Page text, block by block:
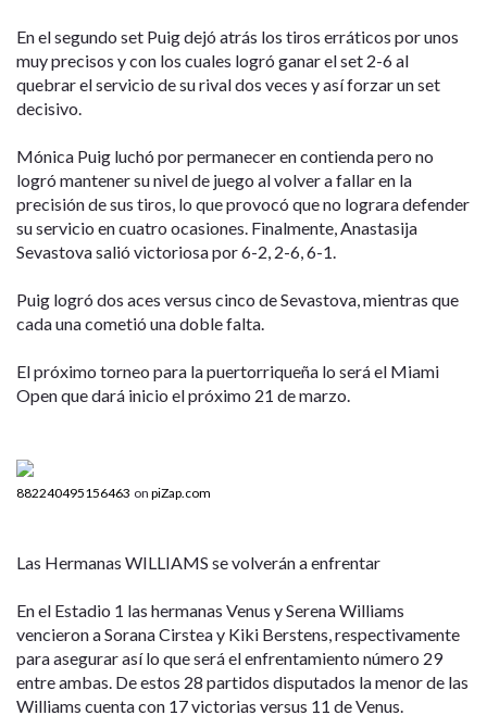
En el segundo set Puig dejó atrás los tiros erráticos por unos
muy precisos y con los cuales logró ganar el set 2-6 al
quebrar el servicio de su rival dos veces y así forzar un set
decisivo.
Mónica Puig luchó por permanecer en contienda pero no
logró mantener su nivel de juego al volver a fallar en la
precisión de sus tiros, lo que provocó que no lograra defender
su servicio en cuatro ocasiones. Finalmente, Anastasija
Sevastova salió victoriosa por 6-2, 2-6, 6-1.
Puig logró dos aces versus cinco de Sevastova, mientras que
cada una cometió una doble falta.
El próximo torneo para la puertorriqueña lo será el Miami
Open que dará inicio el próximo 21 de marzo.
882240495156463 on piZap.com
Las Hermanas WILLIAMS se volverán a enfrentar
En el Estadio 1 las hermanas Venus y Serena Williams
vencieron a Sorana Cirstea y Kiki Berstens, respectivamente
para asegurar así lo que será el enfrentamiento número 29
entre ambas. De estos 28 partidos disputados la menor de las
Williams cuenta con 17 victorias versus 11 de Venus.